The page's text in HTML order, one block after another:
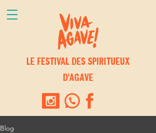
LE FESTIVAL DES SPIRITUEUX
D'AGAVE
Blog